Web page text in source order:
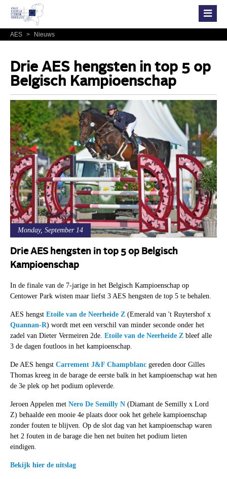
AES > Nieuws
Drie AES hengsten in top 5 op
Belgisch Kampioenschap
Monday, September 14
Drie AES hengsten in top 5 op Belgisch
Kampioenschap
In de finale van de 7-jarige in het Belgisch Kampioenschap op
Centower Park wisten maar liefst 3 AES hengsten de top 5 te behalen.
AES hengst Etoile van de Neerheide Z(Emerald van 't Ruytershof x
Quannan-R) wordt met een verschil van minder seconde onder het
zadel van Dieter Vermeiren 2de. Etoile van de Neerheide Zbleef alle
3 de dagen foutloos in het kampioenschap.
De AES hengst Carrement J&F Champblancgereden door Gilles
Thomas kreeg in de barage de eerste balk in het kampioenschap wat hen
de 3e plek op het podium opleverde.
Jeroen Appelen met Nero De Semilly N(Diamant de Semilly x Lord
Z) behaalde een mooie 4e plaats door ook het gehele kampioenschap
zonder fouten te blijven. Op de slot dag van het kampioenschap waren
het 2 fouten in de barage die hen net buiten het podium lieten
eindigen.
Bekijk hier de uitslag